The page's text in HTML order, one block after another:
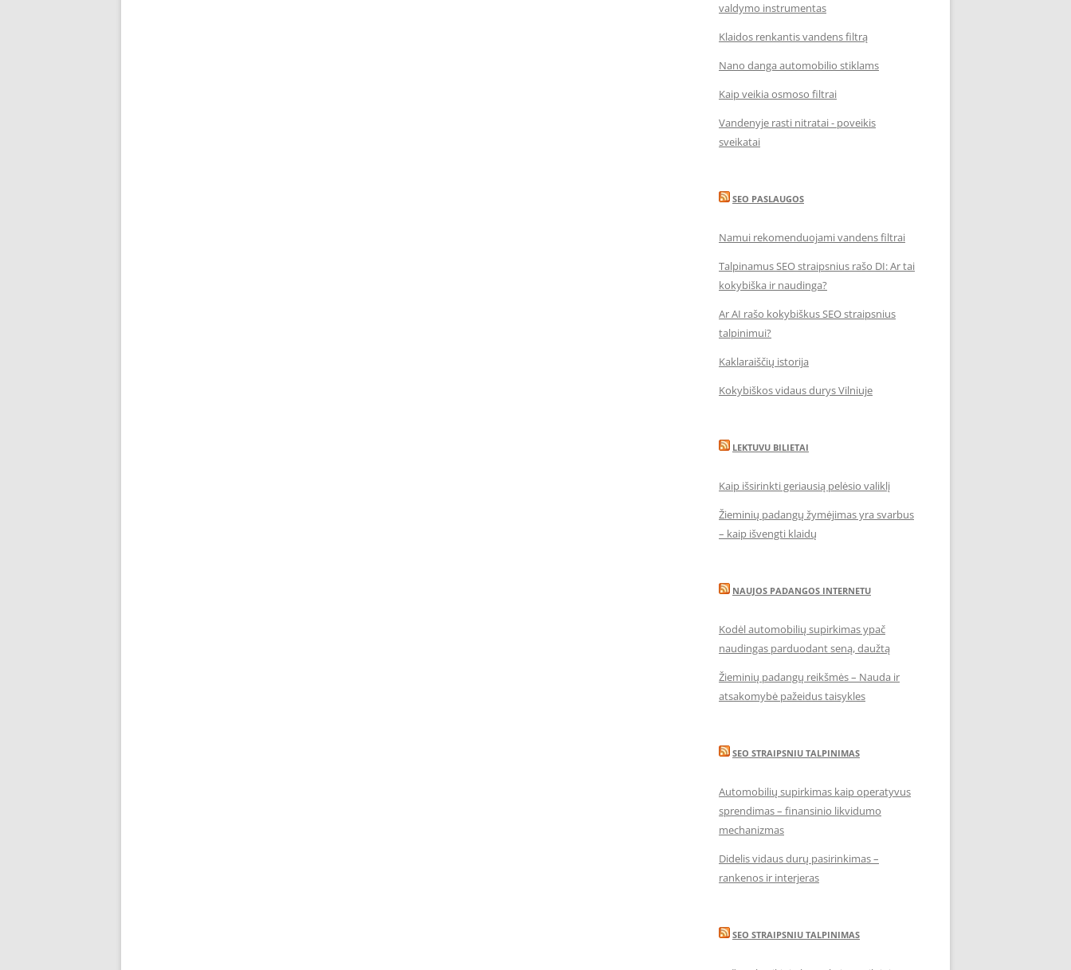
valdymo instrumentas
Klaidos renkantis vandens filtrą
Nano danga automobilio stiklams
Kaip veikia osmoso filtrai
Vandenyje rasti nitratai - poveikis
sveikatai
SEO PASLAUGOS
Namui rekomenduojami vandens filtrai
Talpinamus SEO straipsnius rašo DI: Ar tai
kokybiška ir naudinga?
Ar AI rašo kokybiškus SEO straipsnius
talpinimui?
Kaklaraiščių istorija
Kokybiškos vidaus durys Vilniuje
LEKTUVU BILIETAI
Kaip išsirinkti geriausią pelėsio valiklį
Žieminių padangų žymėjimas yra svarbus
– kaip išvengti klaidų
NAUJOS PADANGOS INTERNETU
Kodėl automobilių supirkimas ypač
naudingas parduodant seną, daužtą
Žieminių padangų reikšmės – Nauda ir
atsakomybė pažeidus taisykles
SEO STRAIPSNIU TALPINIMAS
Automobilių supirkimas kaip operatyvus
sprendimas – finansinio likvidumo
mechanizmas
Didelis vidaus durų pasirinkimas –
rankenos ir interjeras
SEO STRAIPSNIU TALPINIMAS